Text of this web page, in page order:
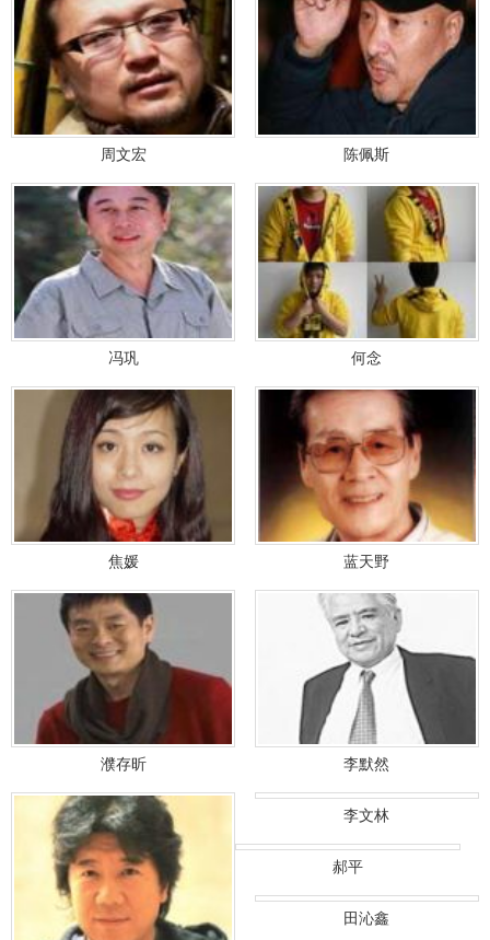
周文宏 陈佩斯
冯巩 何念
焦媛 蓝天野
濮存昕 李默然
李文林
郝平
田沁鑫